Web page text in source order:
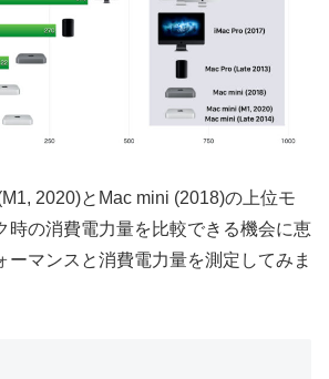
2020)とMac mini (2018)の上位モ
時の消費電力量を比較できる機会に恵
ーマンスと消費電力量を測定してみま